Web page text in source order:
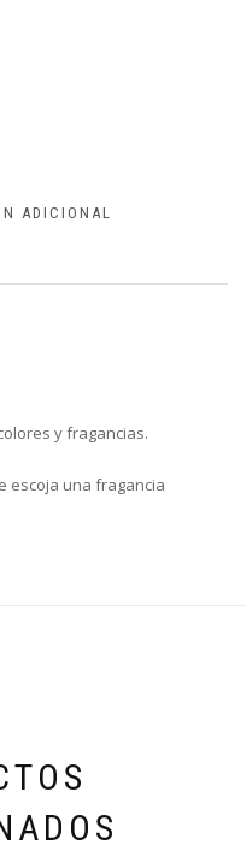
ADICIONAL
y fragancias.
escoja una fragancia